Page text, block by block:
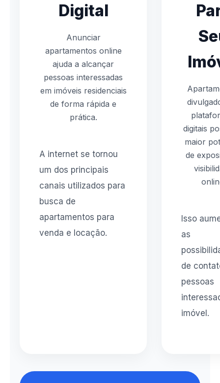
Digital
Anunciar
apartamentos online
ajuda a alcançar
pessoas interessadas
em imóveis residenciais
de forma rápida e
prática.
A internet se tornou
um dos principais
canais utilizados para
busca de
apartamentos para
venda e locação.
digitais
maior
de
Isso
as
de
pessoas
imóvel.